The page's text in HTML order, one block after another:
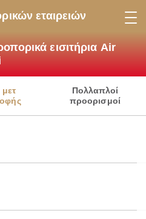
εταιρειών
εισιτήρια Air
μετ
Πολλαπλοί
προορισμοί